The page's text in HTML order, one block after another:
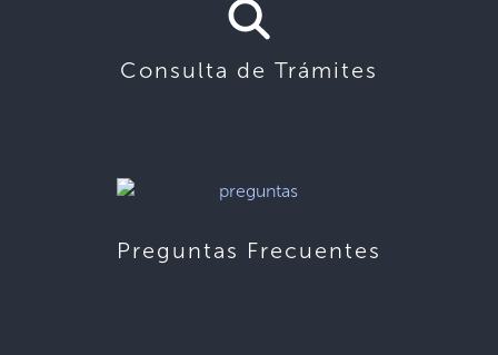
Consulta de Trámites
Preguntas Frecuentes